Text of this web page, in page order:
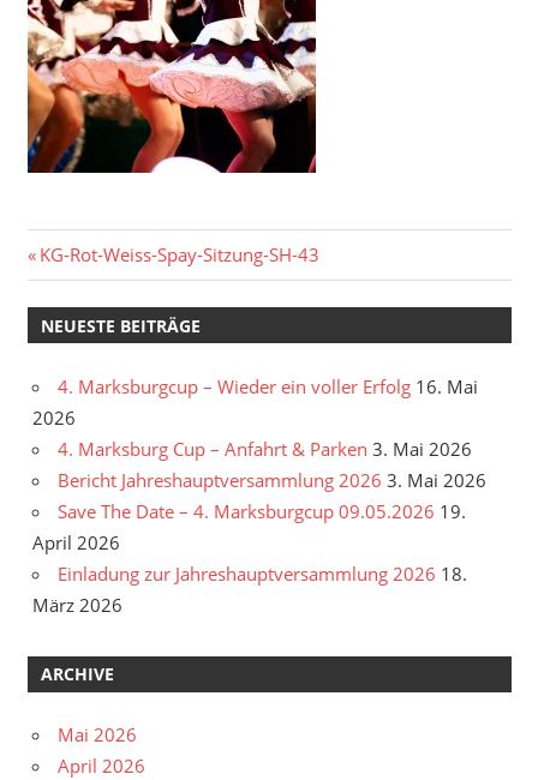
Beitragsnavigation
Vorheriger
Beitrag:
KG-Rot-Weiss-Spay-Sitzung-SH-43
NEUESTE BEITRÄGE
4. Marksburgcup – Wieder ein voller Erfolg 16. Mai
2026
4. Marksburg Cup – Anfahrt & Parken 3. Mai 2026
Bericht Jahreshauptversammlung 2026 3. Mai 2026
Save The Date – 4. Marksburgcup 09.05.2026 19.
April 2026
Einladung zur Jahreshauptversammlung 2026 18.
März 2026
ARCHIVE
Mai 2026
April 2026